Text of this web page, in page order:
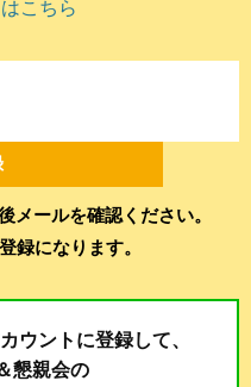
こちら
ールを確認ください。
録になります。
ウントに登録して、
懇親会の